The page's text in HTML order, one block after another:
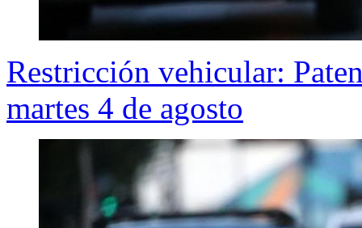
Restricción vehicular:
martes 4 de agosto